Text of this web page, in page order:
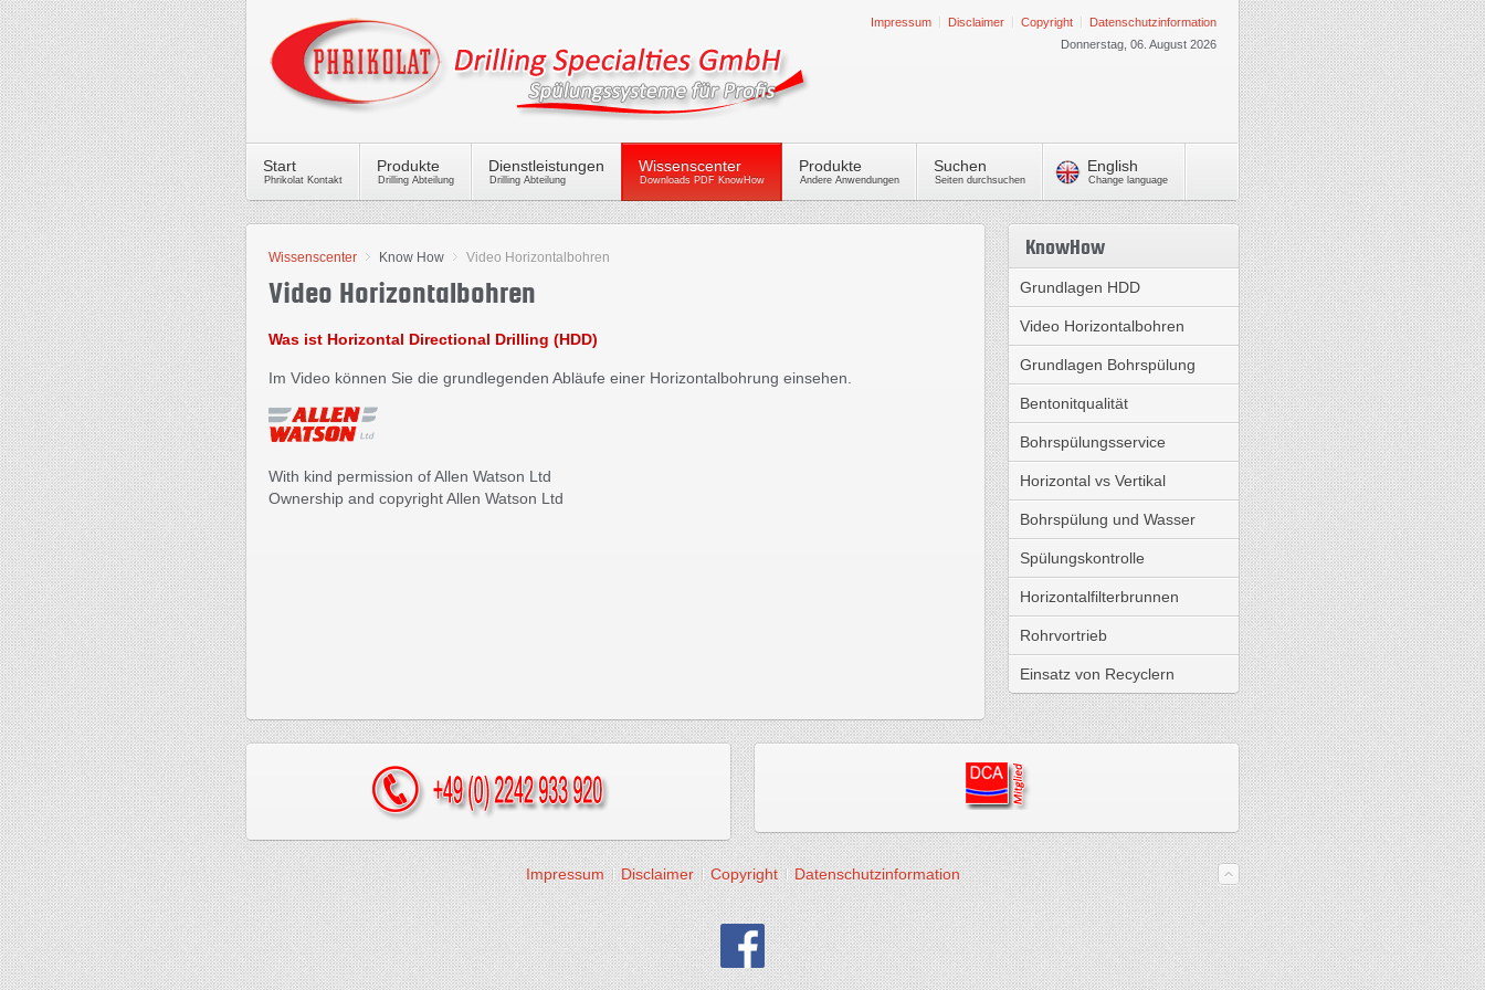
Impressum Disclaimer Copyright
Datenschutzinformation
Donnerstag, 06. August 2026
Start
Phrikolat Kontakt
Produkte
Drilling Abteilung
Dienstleistungen
Drilling Abteilung
Wissenscenter
Downloads PDF KnowHow
Produkte
Andere Anwendungen
Suchen
Seiten durchsuchen
English
Change language
Wissenscenter Know How Video Horizontalbohren
Video Horizontalbohren
Was ist Horizontal Directional Drilling (HDD)
Im Video können Sie die grundlegenden Abläufe einer Horizontalbohrung einsehen.
With kind permission of Allen Watson Ltd
Ownership and copyright Allen Watson Ltd
KnowHow
Grundlagen HDD
Video Horizontalbohren
Grundlagen Bohrspülung
Bentonitqualität
Bohrspülungsservice
Horizontal vs Vertikal
Bohrspülung und Wasser
Spülungskontrolle
Horizontalfilterbrunnen
Rohrvortrieb
Einsatz von Recyclern
Impressum Disclaimer Copyright Datenschutzinformation